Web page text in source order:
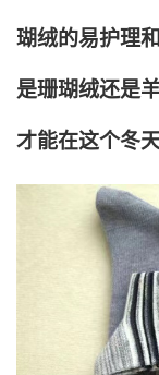
瑚绒的易护理
是珊瑚绒还是
才能在这个冬